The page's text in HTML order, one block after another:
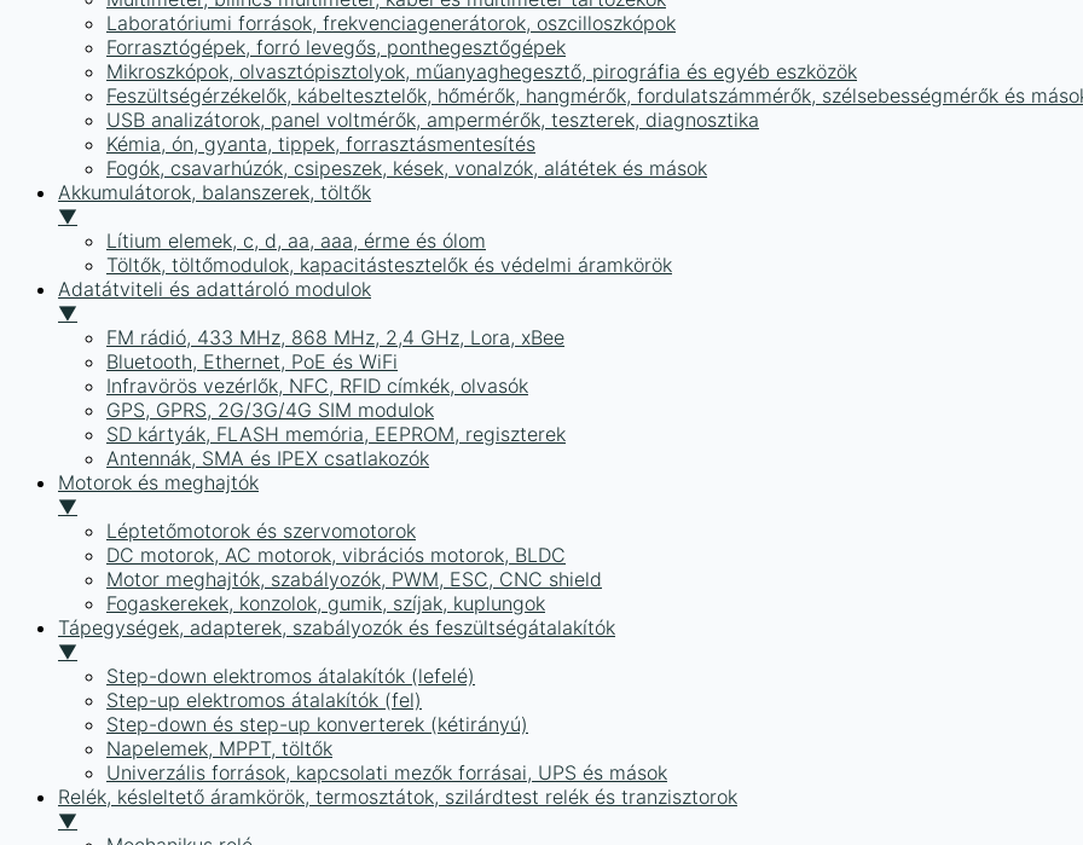
Laboratóriumi források, frekvenciagenerátorok, oszcilloszkópok
Forrasztógépek, forró levegős, ponthegesztőgépek
Mikroszkópok, olvasztópisztolyok, műanyaghegesztő, pirográfia és egyéb eszközök
Feszültségérzékelők, kábeltesztelők, hőmérők, hangmérők, fordulatszámmérők, szélsebességmérők és
USB analizátorok, panel voltmérők, ampermérők, teszterek, diagnosztika
Kémia, ón, gyanta, tippek, forrasztásmentesítés
Fogók, csavarhúzók, csipeszek, kések, vonalzók, alátétek és mások
Akkumulátorok, balanszerek, töltők
▼
Lítium elemek, c, d, aa, aaa, érme és ólom
Töltők, töltőmodulok, kapacitástesztelők és védelmi áramkörök
Adatátviteli és adattároló modulok
▼
FM rádió, 433 MHz, 868 MHz, 2,4 GHz, Lora, xBee
Bluetooth, Ethernet, PoE és WiFi
Infravörös vezérlők, NFC, RFID címkék, olvasók
GPS, GPRS, 2G/3G/4G SIM modulok
SD kártyák, FLASH memória, EEPROM, regiszterek
Antennák, SMA és IPEX csatlakozók
Motorok és meghajtók
▼
Léptetőmotorok és szervomotorok
DC motorok, AC motorok, vibrációs motorok, BLDC
Motor meghajtók, szabályozók, PWM, ESC, CNC shield
Fogaskerekek, konzolok, gumik, szíjak, kuplungok
Tápegységek, adapterek, szabályozók és feszültségátalakítók
▼
Step-down elektromos átalakítók (lefelé)
Step-up elektromos átalakítók (fel)
Step-down és step-up konverterek (kétirányú)
Napelemek, MPPT, töltők
Univerzális források, kapcsolati mezők forrásai, UPS és mások
Relék, késleltető áramkörök, termosztátok, szilárdtest relék és tranzisztorok
▼